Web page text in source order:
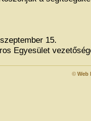
15.
Egyesület
©Web